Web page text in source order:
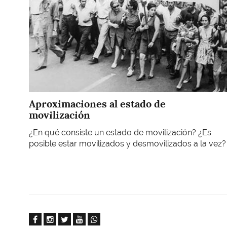
Aproximaciones al estado de
movilización
¿En qué consiste un estado de movilización? ¿Es
posible estar movilizados y desmovilizados a la vez?